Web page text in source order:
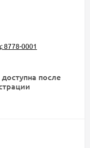
8778-0001
после